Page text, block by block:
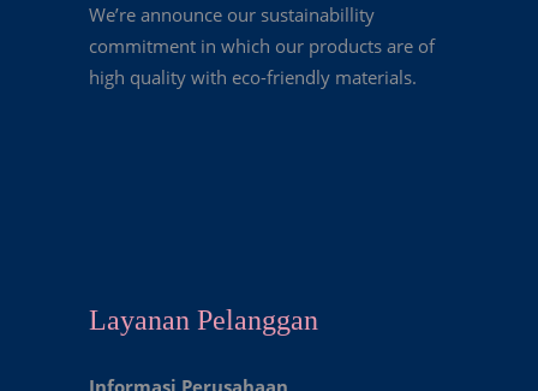
We’re announce our sustainabillity
commitment in which our products are of
high quality with eco-friendly materials.
Layanan Pelanggan
Informasi Perusahaan